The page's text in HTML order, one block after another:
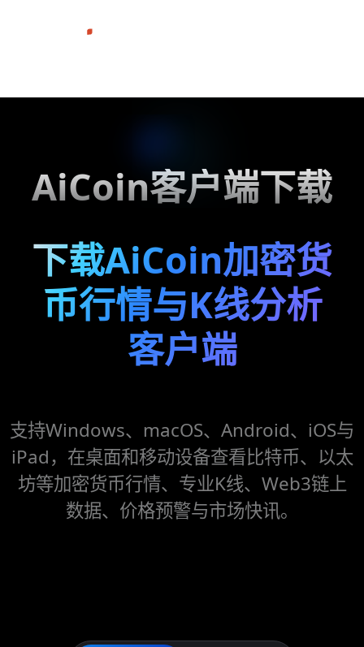
AiCoin客户端下载
下载AiCoin加密货
币行情与K线分析
客户端
支持Windows、macOS、Android、iOS与
iPad，在桌面和移动设备查看比特币、以太
坊等加密货币行情、专业K线、Web3链上
数据、价格预警与市场快讯。